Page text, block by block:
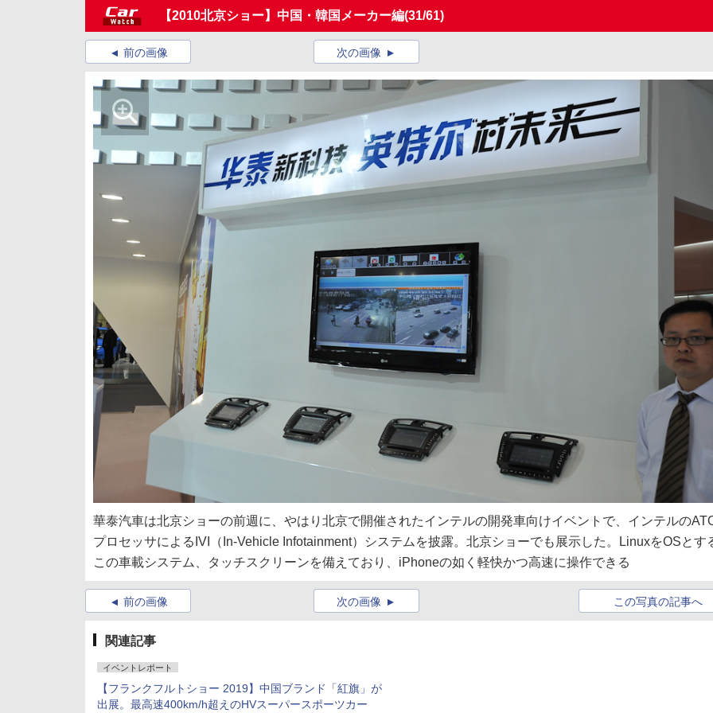
【2010北京ショー】中国・韓国メーカー編(31/61)
前の画像 次の画像
華泰汽車は北京ショーの前週に、やはり北京で開催されたインテルの開発車向けイベントで、インテルの
プロセッサによるIVI（In-Vehicle Infotainment）システムを披露。北京ショーでも展示した。LinuxをOSとす
この車載システム、タッチスクリーンを備えており、iPhoneの如く軽快かつ高速に操作できる
前の画像 この写真の記事へ
次の画像
関連記事
イベントレポート
【フランクフルトショー 2019】中国ブランド「紅旗」が
出展。最高速400km/h超えのHVスーパースポーツカー